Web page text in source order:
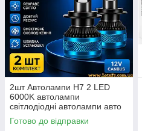
2шт Автолампи H7 2 LED
6000K автолампи
світлодіодні автолампи авто
лед лампи авто лампа лед
світлодіодна дхо птф на авто
Готово до відправки